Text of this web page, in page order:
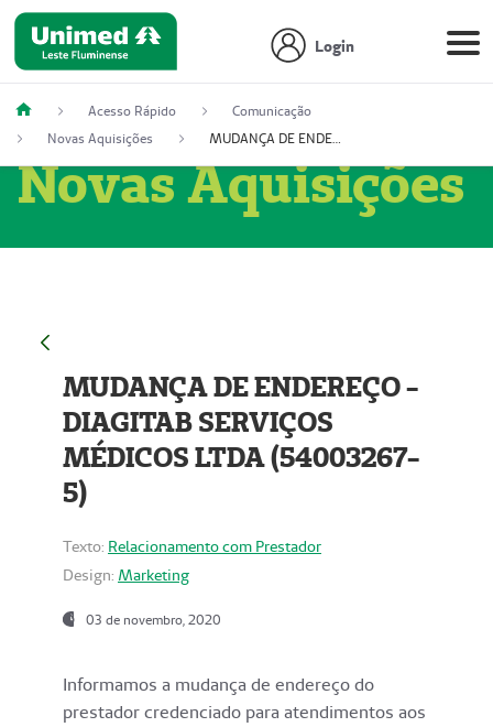
Login
Acesso Rápido
Comunicação
Novas Aquisições
MUDANÇA DE ENDEREÇO - DIAGITAB SERVIÇOS MÉDICOS LTDA (54003267-5)
Novas Aquisições
MUDANÇA DE ENDEREÇO -
DIAGITAB SERVIÇOS
MÉDICOS LTDA (54003267-
5)
Texto: Relacionamento com Prestador
Design: Marketing
03 de novembro, 2020
Informamos a mudança de endereço do
prestador credenciado para atendimentos aos